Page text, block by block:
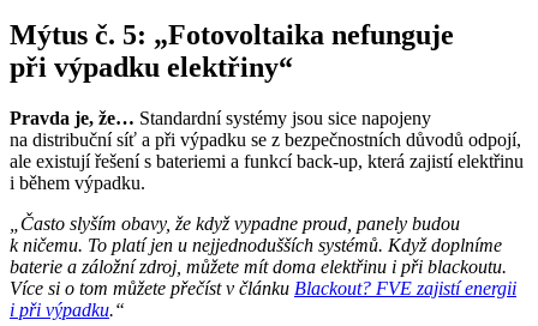
Mýtus č. 5: „Fotovoltaika nefunguje
při výpadku elektřiny“
Pravda je, že… Standardní systémy jsou sice napojeny
na distribuční síť a při výpadku se z bezpečnostních důvodů odpojí,
ale existují řešení s bateriemi a funkcí back-up, která zajistí elektřinu
i během výpadku.
„Často slyším obavy, že když vypadne proud, panely budou
k ničemu. To platí jen u nejjednodušších systémů. Když doplníme
baterie a záložní zdroj, můžete mít doma elektřinu i při blackoutu.
Více si o tom můžete přečíst v článku Blackout? FVE zajistí energii
i při výpadku.“